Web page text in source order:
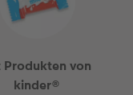
Produkten von
kinder®